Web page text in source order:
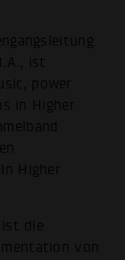
ist
power
in Higher
Higher
ist die
von